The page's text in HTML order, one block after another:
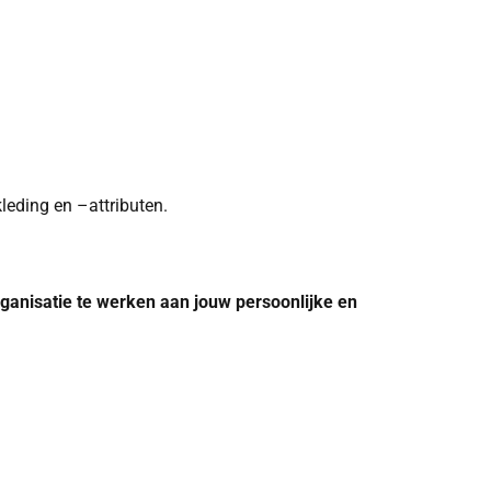
en –attributen.
te werken aan jouw persoonlijke en